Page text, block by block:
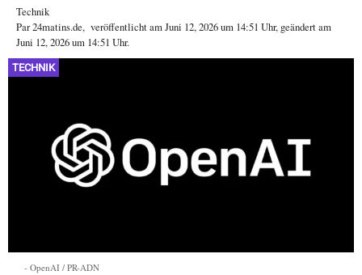
Technik
Par24matins.de, veröffentlicht amJuni 12, 2026um 14:51 Uhr, geändert am
Juni 12, 2026 um 14:51 Uhr.
TECHNIK
OpenAI / PR-ADN